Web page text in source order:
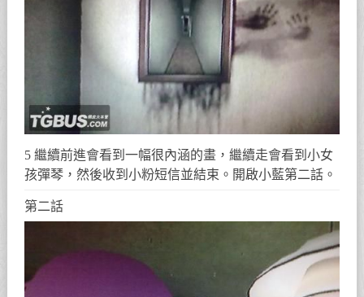
5 繼續前進會看到一幅很內涵的畫，繼續走會看到小女
孩彈琴，然後收到小粉短信並結束。開啟小藍第二話。
第二話